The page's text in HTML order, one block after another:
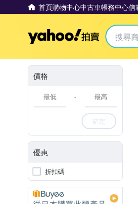
首頁購物中心中古車帳務中心信
Yahoo拍賣
價格
-
確定
優惠
折扣碼